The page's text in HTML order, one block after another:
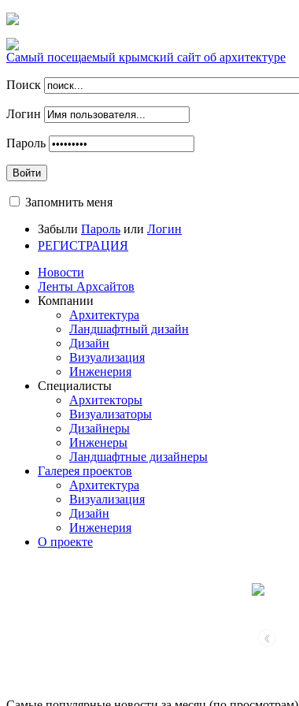
Самый посещаемый крымский сайт об архитектуре
Поиск
Логин
Пароль
Войти
Запомнить меня
Забыли Пароль или Логин
РЕГИСТРАЦИЯ
Новости
Ленты Архсайтов
Компании
Архитектура
Ландшафтный дизайн
Дизайн
Визуализация
Инженерия
Специалисты
Архитекторы
Визуализаторы
Дизайнеры
Инженеры
Ландшафтные дизайнеры
Галерея проектов
Архитектура
Визуализация
Дизайн
Инженерия
О проекте
‹